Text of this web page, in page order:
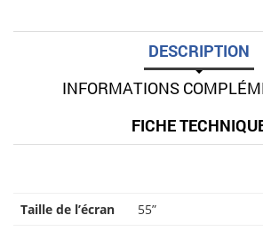
DESCRIPTION
INFORMATIONS
FICHE
Taille de l’écran
55”